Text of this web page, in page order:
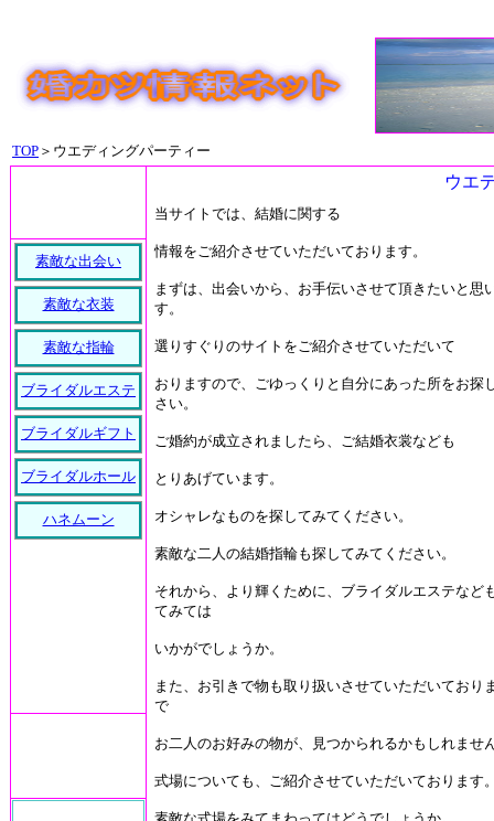
TOP ＞ウエディングパーティー
ウエ
当サイトでは、結婚に関する
情報をご紹介させていただいております。
まずは、出会いから、お手伝いさせて頂きたいと思
す。
選りすぐりのサイトをご紹介させていただいて
おりますので、ごゆっくりと自分にあった所をお探
さい。
ご婚約が成立されましたら、ご結婚衣裳なども
とりあげています。
オシャレなものを探してみてください。
素敵な二人の結婚指輪も探してみてください。
それから、より輝くために、ブライダルエステなど
てみては
いかがでしょうか。
また、お引きで物も取り扱いさせていただいており
で
お二人のお好みの物が、見つかられるかもしれませ
式場についても、ご紹介させていただいております
素敵な出会い
素敵な衣装
素敵な指輪
ブライダルエステ
ブライダルギフト
ブライダルホール
ハネムーン